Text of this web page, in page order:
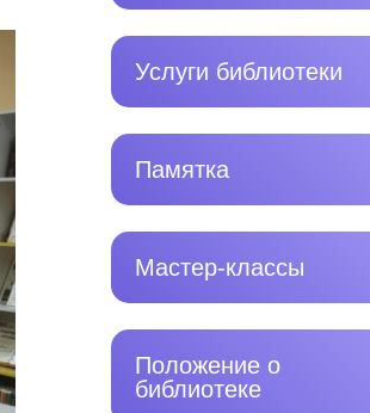
Услуги библиотеки
Памятка
Мастер-классы
Положение о
библиотеке